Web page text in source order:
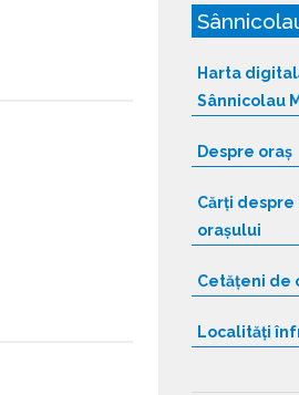
Harta
Sânnicolau
Despre oraș
Cărți despre
orașului
Cetățeni de
Localități